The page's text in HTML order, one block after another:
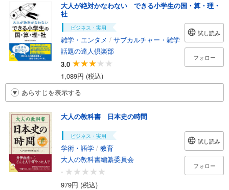
大人が絶対かなわない できる小学生の国・算・理・
社
ビジネス・実用
雑学・エンタメ / サブカルチャー・雑学
話題の達人倶楽部
3.0
1,089円 (税込)
試し読み
フォロー
あらすじを表示する
大人の教科書 日本史の時間
ビジネス・実用
学術・語学 / 教育
大人の教科書編纂委員会
-
979円 (税込)
試し読み
フォロー